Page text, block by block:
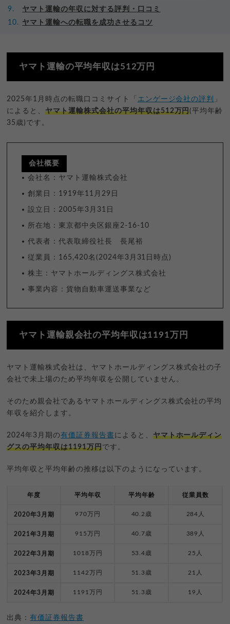
ヤマト運輸の年収に対する評判・口コミ
ヤマト運輸への転職を成功させるコツ
ヤマト運輸の平均年収は512万円
2025年1月時点の転職口コミサイト「 エンゲージ会社の評判
」
によると、ヤマト運輸株式会社の平均年収は512万円(平均年齢
35歳)です。
会社概要
会社名：ヤマト運輸株式会社
創業日：1919年11月29日
設立日：2005年3月31日
所在地：東京都中央区銀座2-16-10
代表者：代表取締役社長 長尾裕
従業員：165,420名(2024年3月31日時点)
株主：ヤマトホールディングス株式会社
事業内容：貨物自動車運送事業など
ヤマト運輸親会社の平均年収は1191万円
ヤマト運輸株式会社は、ヤマトホールディングス株式会社の子
会社で未上場のため平均年収を公開していません。
そのため親会社であるヤマトホールディングス株式会社の平均
年収を紹介します。
2024年3月期の有価証券報告書によると、 ヤマトホールディン
グスの平均年収は1191万円です。
平均年収と平均年齢の推移は以下のようになっています。
年度 平均年収 平均年齢 従業員数
2020年3月期 970万円 40.2歳 284人
2021年3月期 915万円 40.7歳 389人
2022年3月期 1018万円 53.4歳 25人
2023年3月期 1142万円 51.3歳 21人
2024年3月期 1191万円 51.3歳 19人
出典：有価証券報告書